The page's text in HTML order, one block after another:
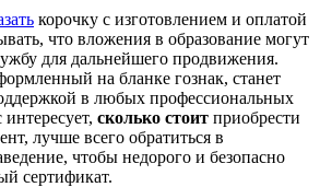
корочку с изготовлением и оплатой
что вложения в образование могут
для дальнейшего продвижения.
на бланке гознак, станет
в любых профессиональных
сколько стоит приобрести
лучше всего обратиться в
чтобы недорого и безопасно
сертификат.